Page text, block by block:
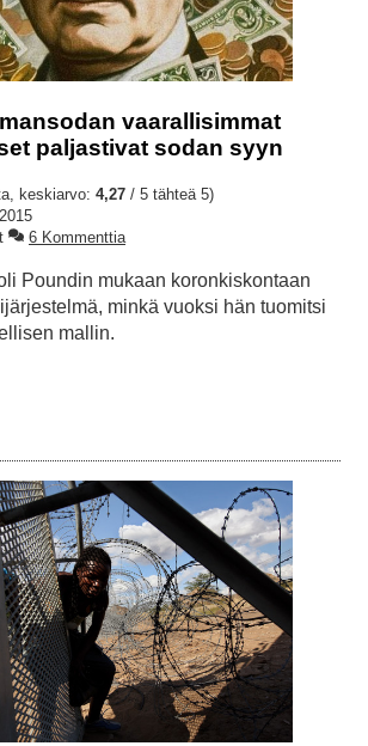
vaarallisimmat
paljastivat sodan syyn
keskiarvo: 4,27 / 5 tähteä 5)
6 Kommenttia
Poundin mukaan koronkiskontaan
minkä vuoksi hän tuomitsi
mallin.